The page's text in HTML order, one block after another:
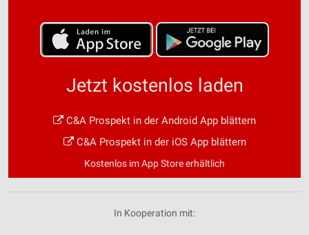
Jetzt kostenlos laden
C&A Prospekt in der Android App blättern
C&A Prospekt in der iOS App blättern
Kostenlos im App Store erhältlich
In Kooperation mit: